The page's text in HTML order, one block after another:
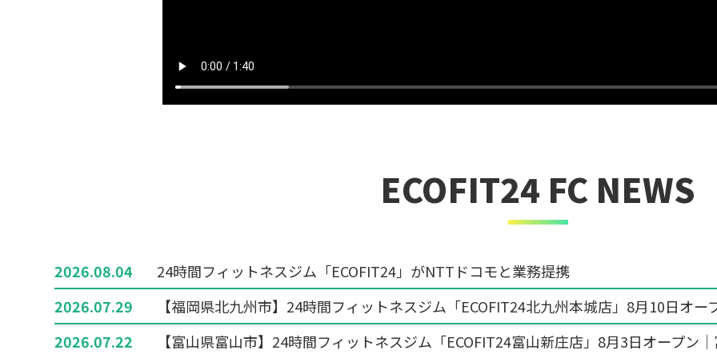
ECOFIT24 FC NEWS
2026.08.04
24時間フィットネスジム「ECOFIT24」がNTTドコモと業務提携
2026.07.29
【福岡県北九州市】24時間フィットネスジム「ECOFIT24北九州本城店」8月10日オ
2026.07.22
【富山県富山市】24時間フィットネスジム「ECOFIT24富山新庄店」8月3日オープン